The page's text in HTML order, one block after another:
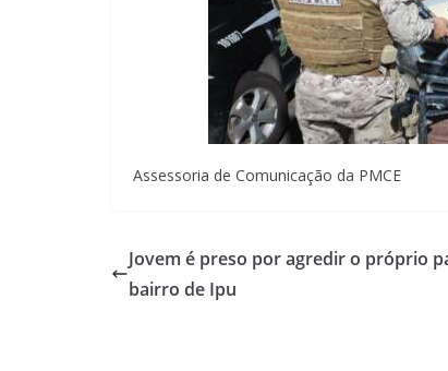
Assessoria de Comunicação da PMCE
Jovem é preso por agredir o próprio
bairro de Ipu